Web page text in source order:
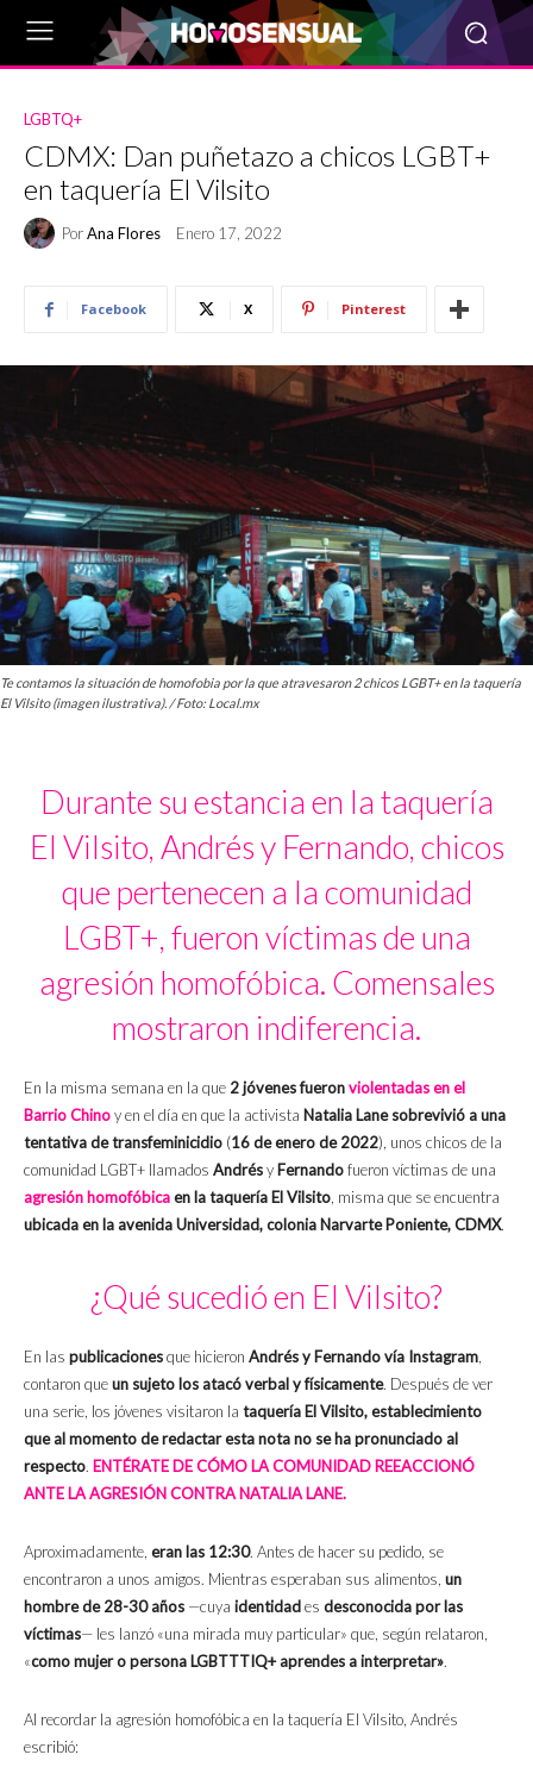
LGBTQ+
CDMX: Dan puñetazo a chicos LGBT+
en taquería El Vilsito
PorAna Flores Enero 17, 2022
Facebook X Pinterest
Te contamos la situación de homofobia por la que atravesaron 2 chicos LGBT+ en la taquería
El Vilsito (imagen ilustrativa). / Foto: Local.mx
Durante su estancia en la taquería
El Vilsito, Andrés y Fernando, chicos
que pertenecen a la comunidad
LGBT+, fueron víctimas de una
agresión homofóbica. Comensales
mostraron indiferencia.
En la misma semana en la que 2 jóvenes fueronviolentadas en el
Barrio Chinoy en el día en que la activista Natalia Lane sobrevivió a una
tentativa de transfeminicidio (16 de enero de 2022), unos chicos de la
comunidad LGBT+ llamados Andrésy Fernandofueron víctimas de una
agresión homofóbicaen la taquería El Vilsito, misma que se encuentra
ubicada en la avenida Universidad, colonia Narvarte Poniente, CDMX.
¿Qué sucedió en El Vilsito?
En las publicacionesque hicieron Andrés y Fernando vía Instagram,
contaron queun sujeto los atacó verbal y físicamente. Después de ver
una serie, los jóvenes visitaron la taquería El Vilsito, establecimiento
que al momento de redactar esta nota no se ha pronunciado al
respecto. ENTÉRATE DE CÓMO LA COMUNIDAD REEACCIONÓ
ANTE LA AGRESIÓN CONTRA NATALIA LANE.
Aproximadamente, eran las 12:30. Antes de hacer su pedido, se
encontraron a unos amigos. Mientras esperaban sus alimentos, un
hombre de 28-30 años —cuya identidades desconocida por las
víctimas— les lanzó «una mirada muy particular» que, según relataron,
«como mujer o persona LGBTTTIQ+ aprendes a interpretar».
Al recordar la agresión homofóbica en la taquería El Vilsito, Andrés
escribió: